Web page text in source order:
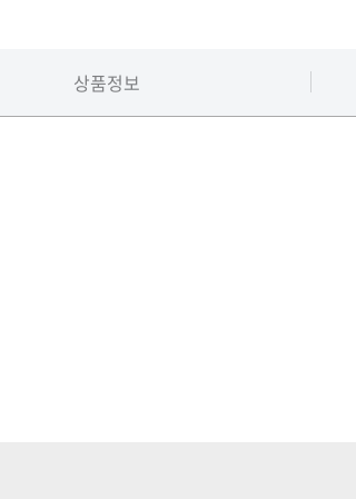
상품정보